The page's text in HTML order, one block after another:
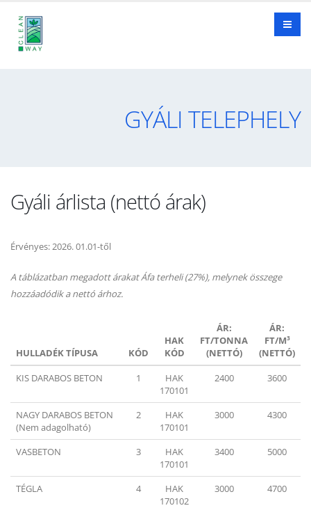
GYÁLI TELEPHELY
Gyáli árlista (nettó árak)
Érvényes: 2026. 01.01-től
A táblázatban megadott árakat Áfa terheli (27%), melynek összege
hozzáadódik a nettó árhoz.
HULLADÉK TÍPUSA KÓD
HAK
KÓD
ÁR:
FT/TONNA
(NETTÓ)
ÁR:
FT/M³
(NETTÓ)
KIS DARABOS BETON
1
HAK
170101
2400 3600
NAGY DARABOS BETON
(Nem adagolható)
2
HAK
170101
3000 4300
VASBETON 3
HAK
170101
3400 5000
TÉGLA 4
HAK
170102
3000 4700